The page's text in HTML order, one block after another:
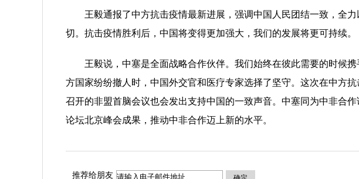
王毅通报了中方抗击疫情最新进展，强调中国人民团结一致，全力
切。抗击疫情胜利后，中国将变得更加强大，我们的发展将更可持续。
王毅说，中塞是全面战略合作伙伴。我们始终在彼此需要的时候携
方国家纷纷撤人时，中国外交官和医疗专家选择了坚守。这次在中方
召开的非盟首脑会议也会发出支持中国的一致声音。中塞同为中非合
论坛北京峰会成果，推动中非合作迈上新的水平。
推荐给朋友